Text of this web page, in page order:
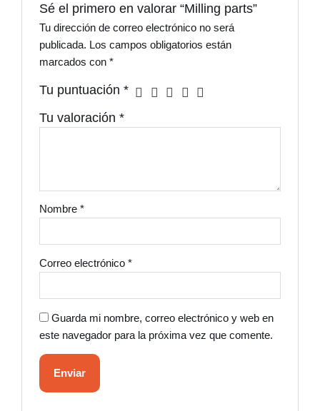
Sé el primero en valorar “Milling parts”
Tu dirección de correo electrónico no será
publicada. Los campos obligatorios están
marcados con*
Tu puntuación*
Tu valoración*
Nombre*
Correo electrónico*
Guarda mi nombre, correo electrónico y web en
este navegador para la próxima vez que comente.